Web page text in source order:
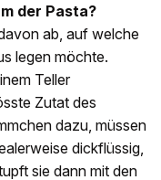
der Pasta?
ab, auf welche
legen möchte.
Teller
Zutat des
dazu, müssen
dickflüssig,
sie dann mit den